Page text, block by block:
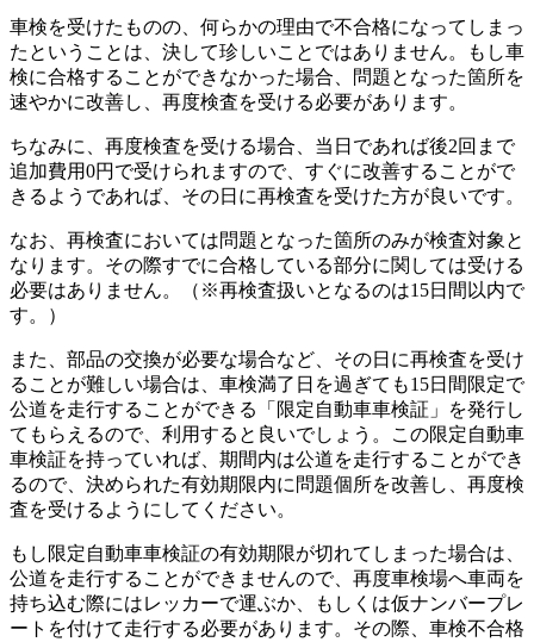
車検を受けたものの、何らかの理由で不合格になってしまっ
たということは、決して珍しいことではありません。もし車
検に合格することができなかった場合、問題となった箇所を
速やかに改善し、再度検査を受ける必要があります。
ちなみに、再度検査を受ける場合、当日であれば後2回まで
追加費用0円で受けられますので、すぐに改善することがで
きるようであれば、その日に再検査を受けた方が良いです。
なお、再検査においては問題となった箇所のみが検査対象と
なります。その際すでに合格している部分に関しては受ける
必要はありません。（※再検査扱いとなるのは15日間以内で
す。）
また、部品の交換が必要な場合など、その日に再検査を受け
ることが難しい場合は、車検満了日を過ぎても15日間限定で
公道を走行することができる「限定自動車車検証」を発行し
てもらえるので、利用すると良いでしょう。この限定自動車
車検証を持っていれば、期間内は公道を走行することができ
るので、決められた有効期限内に問題個所を改善し、再度検
査を受けるようにしてください。
もし限定自動車車検証の有効期限が切れてしまった場合は、
公道を走行することができませんので、再度車検場へ車両を
持ち込む際にはレッカーで運ぶか、もしくは仮ナンバープレ
ートを付けて走行する必要があります。その際、車検不合格